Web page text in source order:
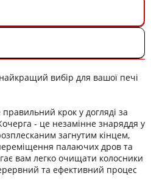
вибір для вашої печі
крок у догляді за
- це незамінне знаряддя у
загнутим кінцем,
палаючих дров та
вам легко очищати колосники
та ефективний процес